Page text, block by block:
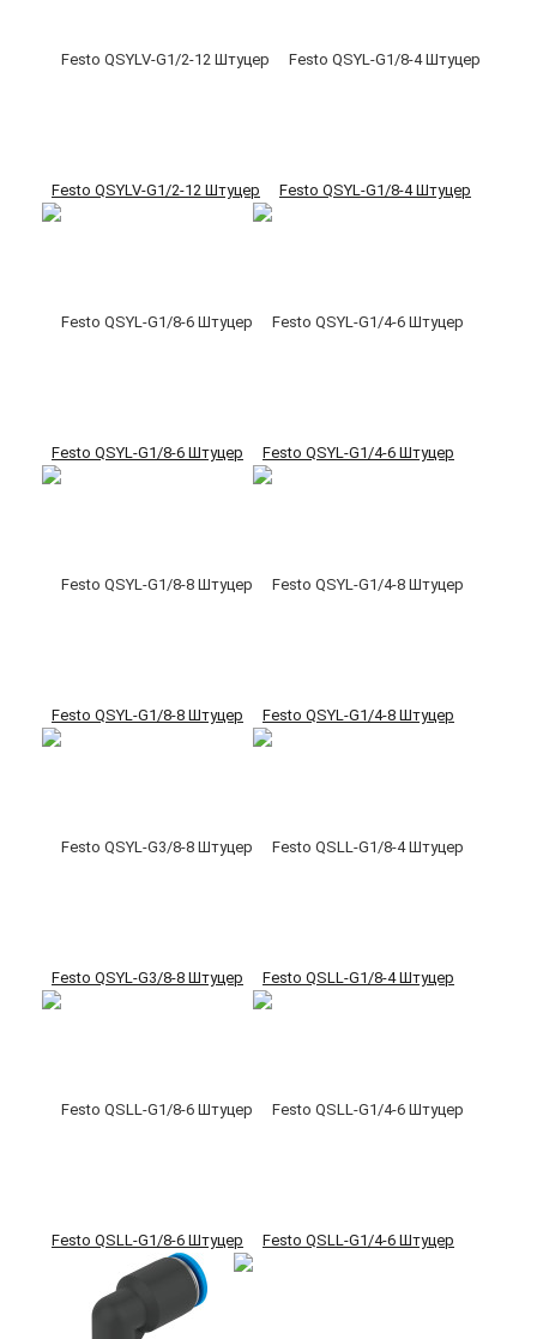
Festo QSYLV-G1/2-12 Штуцер Festo QSYL-G1/8-4 Штуцер
Festo QSYL-G1/8-6 Штуцер Festo QSYL-G1/4-6 Штуцер
Festo QSYL-G1/8-8 Штуцер Festo QSYL-G1/4-8 Штуцер
Festo QSYL-G3/8-8 Штуцер Festo QSLL-G1/8-4 Штуцер
Festo QSLL-G1/8-6 Штуцер Festo QSLL-G1/4-6 Штуцер